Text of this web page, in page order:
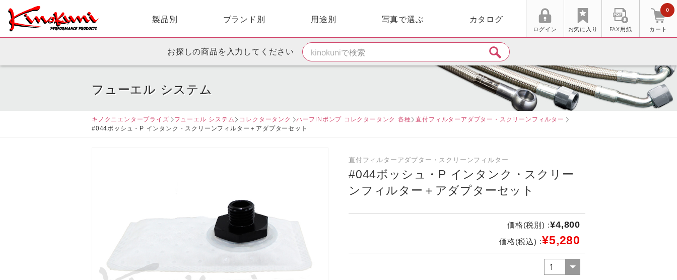
製品別 ブランド別 用途別 写真で選ぶ カタログ
ログイン お気に入り FAX用紙 カート
0
お探しの商品を入力してください
フューエル システム
キノクニエンタープライズ フューエル システム コレクタータンク ハーフINポンプ コレクタータンク 各種 直付フィルターアダプター・スクリーンフィルター
#044ボッシュ・P インタンク・スクリーンフィルター＋アダプターセット
直付フィルターアダプター・スクリーンフィルター
#044ボッシュ・P インタンク・スクリー
ンフィルター＋アダプターセット
価格(税別) :¥4,800
価格(税込) :¥5,280